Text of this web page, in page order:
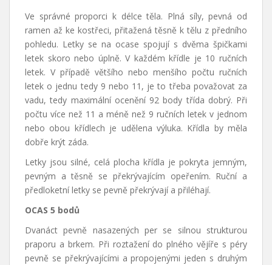
Ve správné proporci k délce těla. Plná síly, pevná od
ramen až ke kostřeci, přitažená těsně k tělu z předního
pohledu. Letky se na ocase spojují s dvěma špičkami
letek skoro nebo úplně. V každém křídle je 10 ručních
letek. V případě většího nebo menšího počtu ručních
letek o jednu tedy 9 nebo 11, je to třeba považovat za
vadu, tedy maximální ocenění 92 body třída dobrý. Při
počtu více než 11 a méně než 9 ručních letek v jednom
nebo obou křídlech je udělena výluka. Křídla by měla
dobře krýt záda.
Letky jsou silné, celá plocha křídla je pokryta jemným,
pevným a těsně se překrývajícím opeřením. Ruční a
předloketní letky se pevně překrývají a přiléhají.
OCAS 5 bodů
Dvanáct pevně nasazených per se silnou strukturou
praporu a brkem. Při roztažení do plného vějíře s péry
pevně se překrývajícími a propojenými jeden s druhým